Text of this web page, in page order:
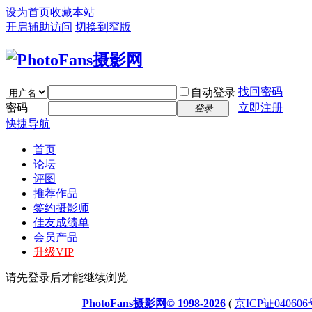
设为首页收藏本站
开启辅助访问 切换到窄版
自动登录 找回密码
密码
登录
立即注册
快捷导航
首页
论坛
评图
推荐作品
签约摄影师
佳友成绩单
会员产品
升级VIP
请先登录后才能继续浏览
PhotoFans摄影网© 1998-2026( 京ICP证040606